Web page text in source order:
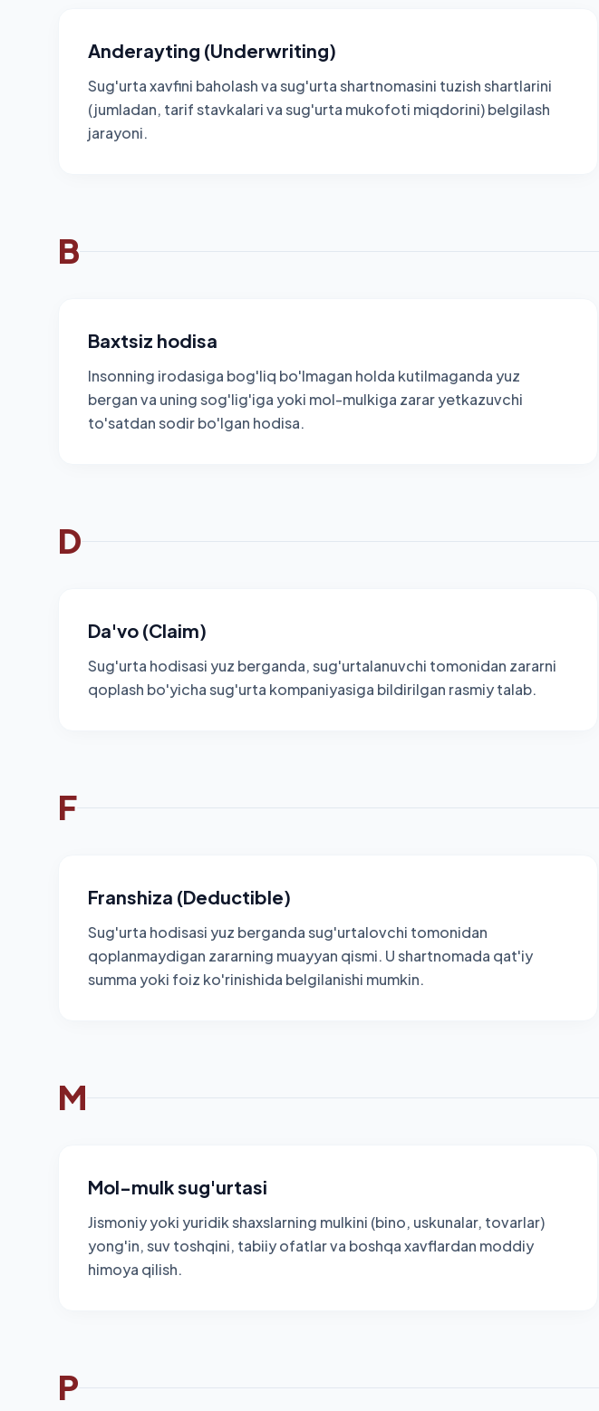
Anderayting (Underwriting)
Sug'urta xavfini baholash va sug'urta shartnomasini tuzish shartlarini
(jumladan, tarif stavkalari va sug'urta mukofoti miqdorini) belgilash
jarayoni.
B
Baxtsiz hodisa
Insonning irodasiga bog'liq bo'lmagan holda kutilmaganda yuz
bergan va uning sog'lig'iga yoki mol-mulkiga zarar yetkazuvchi
to'satdan sodir bo'lgan hodisa.
D
Da'vo (Claim)
Sug'urta hodisasi yuz berganda, sug'urtalanuvchi tomonidan zararni
qoplash bo'yicha sug'urta kompaniyasiga bildirilgan rasmiy talab.
F
Franshiza (Deductible)
Sug'urta hodisasi yuz berganda sug'urtalovchi tomonidan
qoplanmaydigan zararning muayyan qismi. U shartnomada qat'iy
summa yoki foiz ko'rinishida belgilanishi mumkin.
M
Mol-mulk sug'urtasi
Jismoniy yoki yuridik shaxslarning mulkini (bino, uskunalar, tovarlar)
yong'in, suv toshqini, tabiiy ofatlar va boshqa xavflardan moddiy
himoya qilish.
P